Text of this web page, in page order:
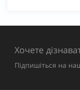
Хочете
Підпишіться на